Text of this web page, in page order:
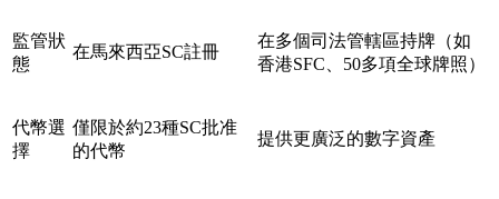
監管狀
態
在馬來西亞SC註冊
在多個司法管轄區持牌（如
香港SFC、50多項全球牌照）
代幣選
擇
僅限於約23種SC批准
的代幣
提供更廣泛的數字資產